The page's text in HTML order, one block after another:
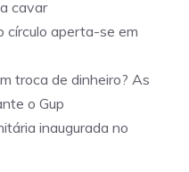
cavar
círculo aperta-se em
troca de dinheiro? As
o Gup
inaugurada no